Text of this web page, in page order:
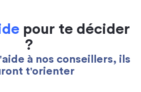
pour te décider
?
à nos conseillers, ils
t'orienter